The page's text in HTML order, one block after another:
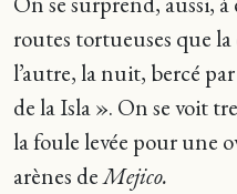
routes tortueuses que
l’autre, la nuit, bercé
de la Isla ». On se voit
la foule levée pour une
arènes deMejico.